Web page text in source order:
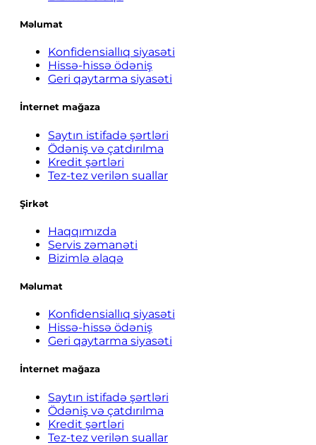
Məlumat
Konfidensiallıq siyasəti
Hissə-hissə ödəniş
Geri qaytarma siyasəti
İnternet mağaza
Saytın istifadə şərtləri
Ödəniş və çatdırılma
Kredit şərtləri
Tez-tez verilən suallar
Şirkət
Haqqımızda
Servis zəmanəti
Bizimlə əlaqə
Məlumat
Konfidensiallıq siyasəti
Hissə-hissə ödəniş
Geri qaytarma siyasəti
İnternet mağaza
Saytın istifadə şərtləri
Ödəniş və çatdırılma
Kredit şərtləri
Tez-tez verilən suallar